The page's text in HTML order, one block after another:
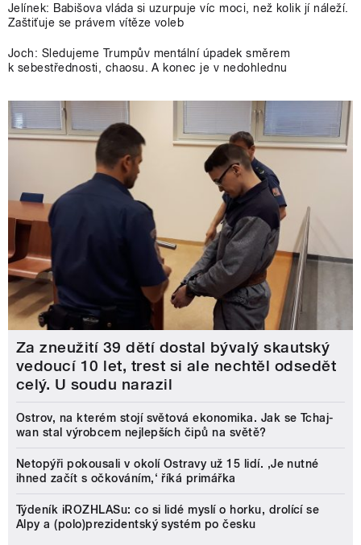
Jelínek: Babišova vláda si uzurpuje víc moci, než kolik jí náleží.
Zaštiťuje se právem vítěze voleb
Joch: Sledujeme Trumpův mentální úpadek směrem
k sebestřednosti, chaosu. A konec je v nedohlednu
Za zneužití 39 dětí dostal bývalý skautský
vedoucí 10 let, trest si ale nechtěl odsedět
celý. U soudu narazil
Ostrov, na kterém stojí světová ekonomika. Jak se Tchaj-
wan stal výrobcem nejlepších čipů na světě?
Netopýři pokousali v okolí Ostravy už 15 lidí. ‚Je nutné
ihned začít s očkováním,‘ říká primářka
Týdeník iROZHLASu: co si lidé myslí o horku, drolící se
Alpy a (polo)prezidentský systém po česku